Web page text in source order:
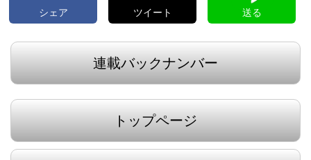
シェア ツイート 送る
連載バックナンバー
トップページ